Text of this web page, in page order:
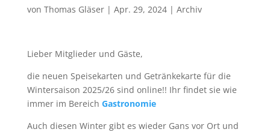
von Thomas Gläser| Apr. 29, 2024| Archiv
Lieber Mitglieder und Gäste,
die neuen Speisekarten und Getränkekarte für die
Wintersaison 2025/26 sind online!! Ihr findet sie wie
immer im Bereich Gastronomie
Auch diesen Winter gibt es wieder Gans vor Ort und